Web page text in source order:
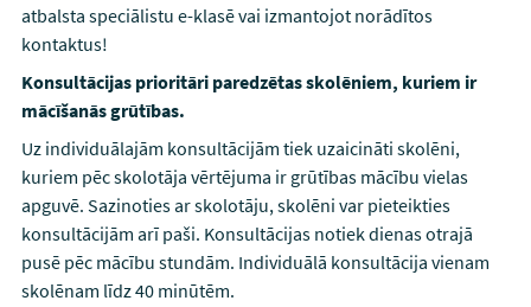
atbalsta speciālistu e-klasē vai izmantojot norādītos
kontaktus!
Konsultācijas prioritāri paredzētas skolēniem, kuriem ir
mācīšanās grūtības.
Uz individuālajām konsultācijām tiek uzaicināti skolēni,
kuriem pēc skolotāja vērtējuma ir grūtības mācību vielas
apguvē. Sazinoties ar skolotāju, skolēni var pieteikties
konsultācijām arī paši. Konsultācijas notiek dienas otrajā
pusē pēc mācību stundām. Individuālā konsultācija vienam
skolēnam līdz 40 minūtēm.